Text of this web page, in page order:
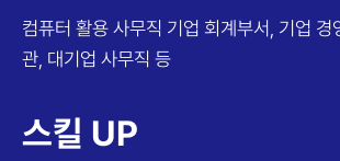
컴퓨터 활용 사무직 기업 회계부서, 기업 경
관, 대기업 사무직 등
스킬 UP